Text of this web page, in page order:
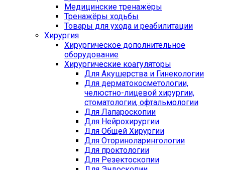
Медицинские тренажёры
Тренажёры ходьбы
Товары для ухода и реабилитации
Хирургия
Хирургическое дополнительное
оборудование
Хирургические коагуляторы
Для Акушерства и Гинекологии
Для дерматокосметологии,
челюстно-лицевой хирургии,
стоматологии, офтальмологии
Для Лапароскопии
Для Нейрохирургии
Для Общей Хирургии
Для Оториноларингологии
Для проктологии
Для Резектоскопии